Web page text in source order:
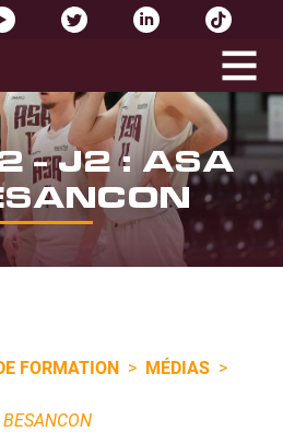
- J2 : ASA
FORMATION > MÉDIAS >